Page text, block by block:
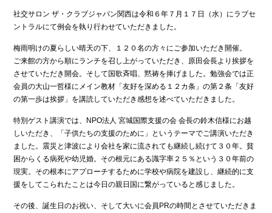
社交サロン ザ・クラブジャパン関西は令和６年７月１７日（水）にラブセ
ントラルにて例会を執り行わせていただきました。
梅雨明けの夏らしい晴天の下、１２０名の方々にご参加いただき開催。
ご来館の方から順にランチを召し上がっていただき、原田会長より挨拶を
させていただき開会。そして国歌斉唱、黙祷を捧げました。勉強会では正
会員の大山一哲様にメイン教材「友好を深める１２カ条」の第２条「友好
の第一歩は挨拶」を講読していただき感想を述べていただきました。
特別ゲスト講演では、NPO法人 宮城国際支援の会 会長の鈴木信様にお越
しいただき、「子供たちの支援のために」というテーマでご講演いただき
ました。震災と津波により会社を家に流されても継続し続けて３０年。貧
困からくる病死や幼児婚。その根元にある識字率２５％という３０年前の
現実。その根本にアプローチするために学校や病院を建設し、継続的に支
援をしてこられたことは今日の親日国に繋がっていると感じました。
その後、誕生日のお祝い、そして大いに会員PRの時間とさせていただきま